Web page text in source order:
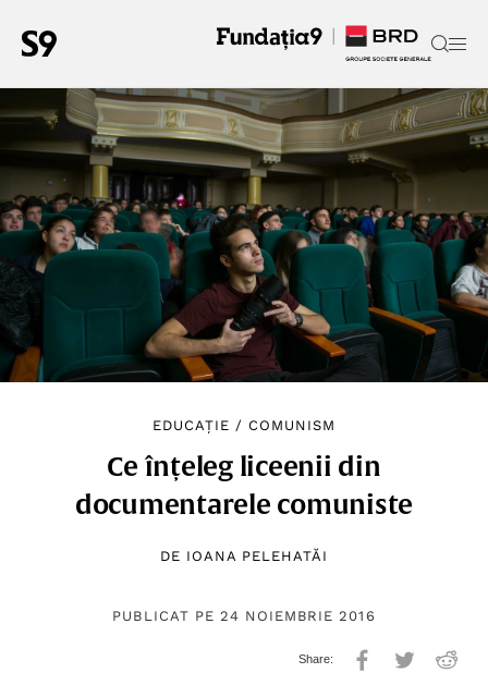
EDUCAȚIE / COMUNISM
Ce înțeleg liceenii din
documentarele comuniste
DE IOANA PELEHATĂI
PUBLICAT PE 24 NOIEMBRIE 2016